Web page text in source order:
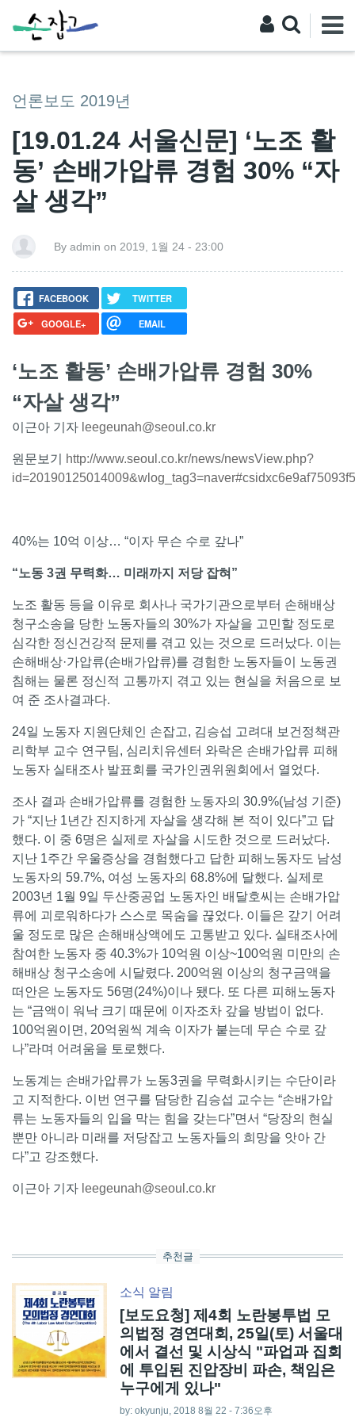
언론보도 2019년
[19.01.24 서울신문] ‘노조 활
동’ 손배가압류 경험 30% “자
살 생각”
By admin on 2019, 1월 24 - 23:00
FACEBOOK
TWITTER
GOOGLE+
EMAIL
‘노조 활동’ 손배가압류 경험 30%
“자살 생각”
이근아 기자 leegeunah@seoul.co.kr
원문보기
http://www.seoul.co.kr/news/newsView.php?
40%는 10억 이상… “이자 무슨 수로 갚나”
“노동 3권 무력화… 미래까지 저당 잡혀”
노조 활동 등을 이유로 회사나 국가기관으로부터 손해배상
청구소송을 당한 노동자들의 30%가 자살을 고민할 정도로
심각한 정신건강적 문제를 겪고 있는 것으로 드러났다. 이는
손해배상·가압류(손배가압류)를 경험한 노동자들이 노동권
침해는 물론 정신적 고통까지 겪고 있는 현실을 처음으로 보
여 준 조사결과다.
24일 노동자 지원단체인 손잡고, 김승섭 고려대 보건정책관
리학부 교수 연구팀, 심리치유센터 와락은 손배가압류 피해
노동자 실태조사 발표회를 국가인권위원회에서 열었다.
조사 결과 손배가압류를 경험한 노동자의 30.9%(남성 기준)
가 “지난 1년간 진지하게 자살을 생각해 본 적이 있다”고 답
했다. 이 중 6명은 실제로 자살을 시도한 것으로 드러났다.
지난 1주간 우울증상을 경험했다고 답한 피해노동자도 남성
노동자의 59.7%, 여성 노동자의 68.8%에 달했다. 실제로
2003년 1월 9일 두산중공업 노동자인 배달호씨는 손배가압
류에 괴로워하다가 스스로 목숨을 끊었다. 이들은 갚기 어려
울 정도로 많은 손해배상액에도 고통받고 있다. 실태조사에
참여한 노동자 중 40.3%가 10억원 이상~100억원 미만의 손
해배상 청구소송에 시달렸다. 200억원 이상의 청구금액을
떠안은 노동자도 56명(24%)이나 됐다. 또 다른 피해노동자
는 “금액이 워낙 크기 때문에 이자조차 갚을 방법이 없다.
100억원이면, 20억원씩 계속 이자가 붙는데 무슨 수로 갚
나”라며 어려움을 토로했다.
노동계는 손배가압류가 노동3권을 무력화시키는 수단이라
고 지적한다. 이번 연구를 담당한 김승섭 교수는 “손배가압
류는 노동자들의 입을 막는 힘을 갖는다”면서 “당장의 현실
뿐만 아니라 미래를 저당잡고 노동자들의 희망을 앗아 간
다”고 강조했다.
이근아 기자 leegeunah@seoul.co.kr
추천글
소식 알림
[보도요청] 제4회 노란봉투법 모
의법정 경연대회, 25일(토) 서울대
에서 결선 및 시상식 "파업과 집회
에 투입된 진압장비 파손, 책임은
누구에게 있나"
by: okyunju, 2018 8월 22 - 7:36오후